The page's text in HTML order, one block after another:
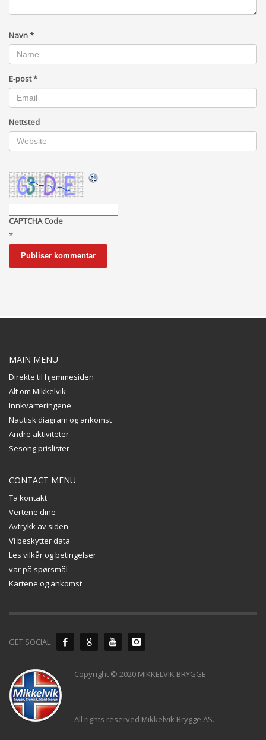
Navn*
E-post*
Nettsted
CAPTCHA Code
*
MAIN MENU
Direkte til hjemmesiden
Alt om Mikkelvik
Innkvarteringene
Nautisk diagram og ankomst
Andre aktiviteter
Sesong prislister
CONTACT MENU
Ta kontakt
Vertene dine
Avtrykk av siden
Vi beskytter data
Les vilkår og betingelser
var på spørsmål
Kartene og ankomst
GET SOCIAL
Copyright © 2020 MIKKELVIK BRYGGE
All rights reserved Mikkelvik Brygge AS.